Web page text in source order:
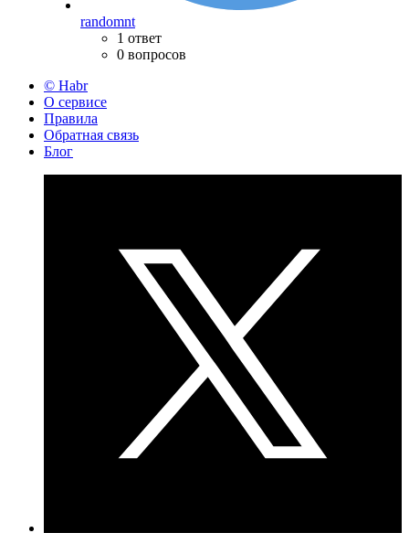
randomnt
1 ответ
0 вопросов
© Habr
О сервисе
Правила
Обратная связь
Блог